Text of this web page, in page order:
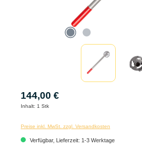
144,00 €
Inhalt: 1 Stk
Preise inkl. MwSt. zzgl. Versandkosten
Verfügbar, Lieferzeit: 1-3 Werktage